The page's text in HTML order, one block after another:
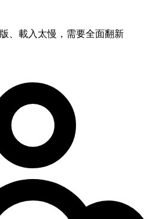
、載入太慢，需要全面翻新